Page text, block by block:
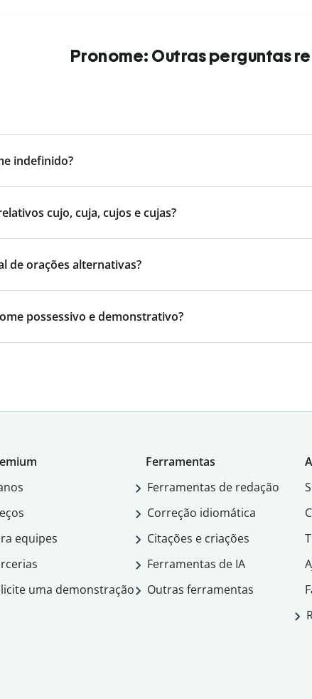
Pronome: Outras perguntas
indefinido?
cujo, cuja, cujos e cujas?
de orações alternativas?
possessivo e demonstrativo?
equipes
uma demonstração
Ferramentas
Ferramentas de redação
Correção idiomática
Citações e criações
Ferramentas de IA
Outras ferramentas